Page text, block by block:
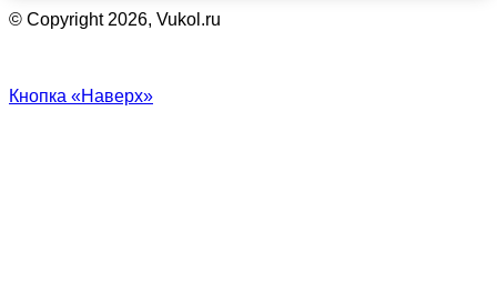
© Copyright 2026, Vukol.ru
Кнопка «Наверх»